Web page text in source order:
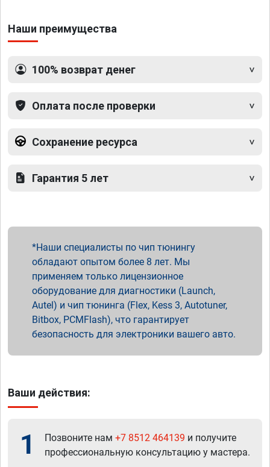
Наши преимущества
100% возврат денег
Оплата после проверки
Сохранение ресурса
Гарантия 5 лет
Наши специалисты по чип тюнингу
обладают опытом более 8 лет. Мы
применяем только лицензионное
оборудование для диагностики (Launch,
Autel) и чип тюнинга (Flex, Kess 3, Autotuner,
Bitbox, PCMFlash), что гарантирует
безопасность для электроники вашего авто.
Ваши действия:
1 Позвоните нам +7 8512 464139 и получите
профессиональную консультацию у мастера.